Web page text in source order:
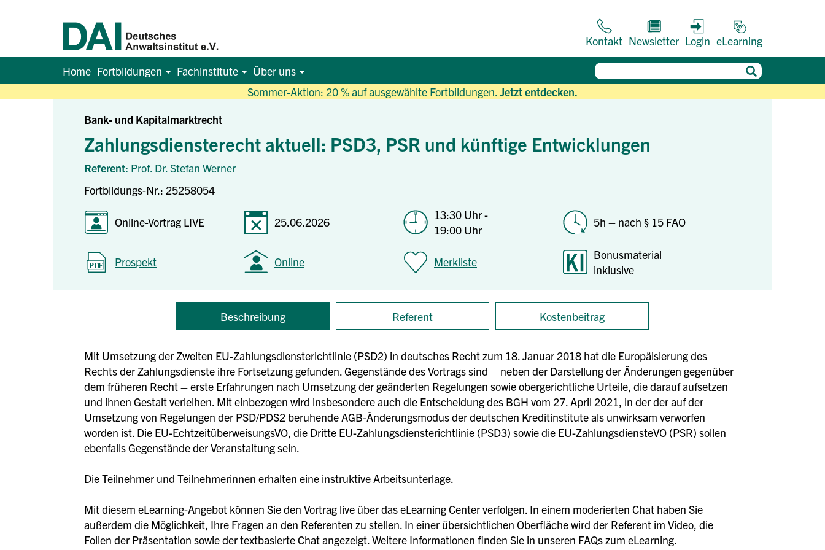
Sommer-Aktion: 20 % auf ausgewählte Fortbildungen.Jetzt entdecken.
Kontakt Newsletter Login eLearning
Home Fortbildungen Fachinstitute Über uns
Bank- und Kapitalmarktrecht
Zahlungsdiensterecht aktuell: PSD3, PSR und künftige Entwicklungen
Referent: Prof. Dr. Stefan Werner
Fortbildungs-Nr.: 25258054
Online-Vortrag LIVE 25.06.2026
13:30 Uhr -
19:00 Uhr
5h – nach § 15 FAO
Prospekt Online Merkliste
Bonusmaterial
inklusive
Beschreibung Referent Kostenbeitrag
Mit Umsetzung der Zweiten EU-Zahlungsdiensterichtlinie (PSD2) in deutsches Recht zum 18. Januar 2018 hat die Europäisierung des
Rechts der Zahlungsdienste ihre Fortsetzung gefunden. Gegenstände des Vortrags sind – neben der Darstellung der Änderungen gegenüber
dem früheren Recht – erste Erfahrungen nach Umsetzung der geänderten Regelungen sowie obergerichtliche Urteile, die darauf aufsetzen
und ihnen Gestalt verleihen. Mit einbezogen wird insbesondere auch die Entscheidung des BGH vom 27. April 2021, in der der auf der
Umsetzung von Regelungen der PSD/PDS2 beruhende AGB-Änderungsmodus der deutschen Kreditinstitute als unwirksam verworfen
worden ist. Die EU-EchtzeitüberweisungsVO, die Dritte EU-Zahlungsdiensterichtlinie (PSD3) sowie die EU-ZahlungsdiensteVO (PSR) sollen
ebenfalls Gegenstände der Veranstaltung sein.
Die Teilnehmer und Teilnehmerinnen erhalten eine instruktive Arbeitsunterlage.
Mit diesem eLearning-Angebot können Sie den Vortrag live über das eLearning Center verfolgen. In einem moderierten Chat haben Sie
außerdem die Möglichkeit, Ihre Fragen an den Referenten zu stellen. In einer übersichtlichen Oberfläche wird der Referent im Video, die
Folien der Präsentation sowie der textbasierte Chat angezeigt. Weitere Informationen finden Sie in unseren FAQs zum eLearning.